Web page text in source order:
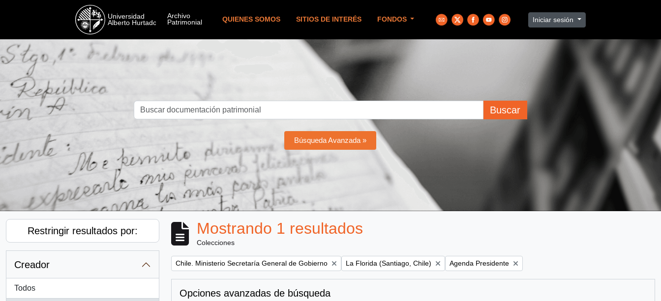
QUIENES SOMOS SITIOS DE INTERÉS FONDOS Iniciar sesión
Buscar
Búsqueda Avanzada »
Restringir resultados por:
Creador
Todos
Mostrando 1 resultados
Colecciones
Remove filter:
Chile. Ministerio Secretaría General de Gobierno Remove filter:
La Florida (Santiago, Chile) Remove filter:
Agenda Presidente
Opciones avanzadas de búsqueda